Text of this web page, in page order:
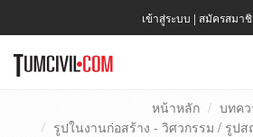
เข้าสู่ระบบ | สมัครสมา
หน้าหลัก
บทค
รูปในงานก่อสร้าง - วิศวกรรม / รูป